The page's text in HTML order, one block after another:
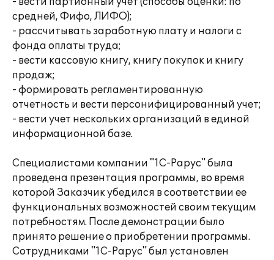
средней, Фифо, ЛИФО);
- рассчитывать заработную плату и налоги с
фонда оплаты труда;
- вести кассовую книгу, книгу покупок и книгу
продаж;
- формировать регламентированную
отчетность и вести персонифицированный учет;
- вести учет нескольких организаций в единой
информационной базе.
Специалистами компании "1С-Рарус" была
проведена презентация программы, во время
которой Заказчик убедился в соответствии ее
функциональных возможностей своим текущим
потребностям. После демонстрации было
принято решение о приобретении программы.
Сотрудниками "1С-Рарус" был установлен